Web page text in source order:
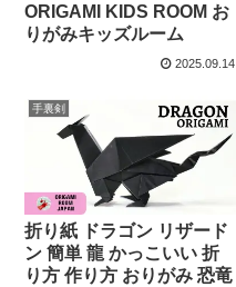
ORIGAMI KIDS ROOM お
りがみキッズルーム
2025.09.14
手裏剣
折り紙 ドラゴン リザード
ン 簡単 龍 かっこいい 折
り方 作り方 おりがみ 恐竜